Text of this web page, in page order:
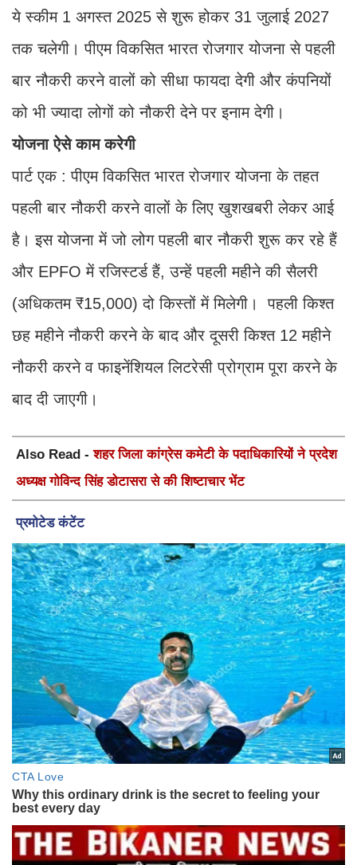
ये स्कीम 1 अगस्त 2025 से शुरू होकर 31 जुलाई 2027
तक चलेगी। पीएम विकसित भारत रोजगार योजना से पहली
बार नौकरी करने वालों को सीधा फायदा देगी और कंपनियों
को भी ज्यादा लोगों को नौकरी देने पर इनाम देगी।
योजना ऐसे काम करेगी
पार्ट एक : पीएम विकसित भारत रोजगार योजना के तहत
पहली बार नौकरी करने वालों के लिए खुशखबरी लेकर आई
है। इस योजना में जो लोग पहली बार नौकरी शुरू कर रहे हैं
और EPFO में रजिस्टर्ड हैं, उन्हें पहली महीने की सैलरी
(अधिकतम ₹15,000) दो किस्तों में मिलेगी। पहली किश्त
छह महीने नौकरी करने के बाद और दूसरी किश्त 12 महीने
नौकरी करने व फाइनेंशियल लिटरेसी प्रोग्राम पूरा करने के
बाद दी जाएगी।
Also Read -शहर जिला कांग्रेस कमेटी के पदाधिकारियों ने प्रदेश
अध्यक्ष गोविन्द सिंह डोटासरा से की शिष्टाचार भेंट